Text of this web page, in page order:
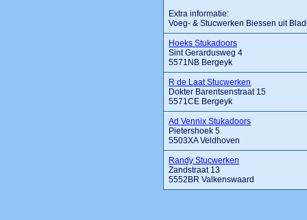
Extra informatie:
Voeg- & Stucwerken Biessen uit
Hoeks Stukadoors
Sint Gerardusweg 4
5571NB Bergeyk
R de Laat Stucwerken
Dokter Barentsenstraat 15
5571CE Bergeyk
Ad Vennix Stukadoors
Pietershoek 5
5503XA Veldhoven
Randy Stucwerken
Zandstraat 13
5552BR Valkenswaard